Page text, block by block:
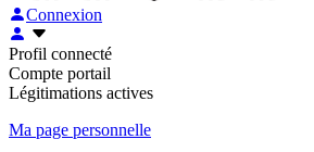
Connexion
Profil connecté
Compte portail
Légitimations actives
Ma page personnelle